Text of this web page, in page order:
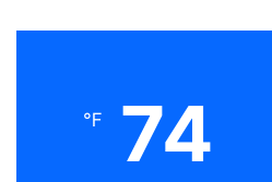
74
℉